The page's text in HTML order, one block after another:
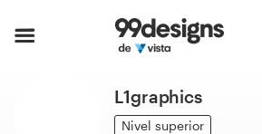
L1graphics
Nivel superior